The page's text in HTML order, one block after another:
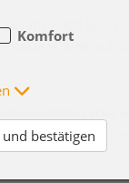
Jahr 2000 kam
Hunde auf
erste Hund
Komfort
bestätigen